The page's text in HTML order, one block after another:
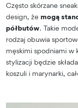
Często skórzane
design, że mogą
półbutów. Takie
rodzaj obuwia
męskimi spodniami w
stylizacji będzie
koszuli i marynarki,